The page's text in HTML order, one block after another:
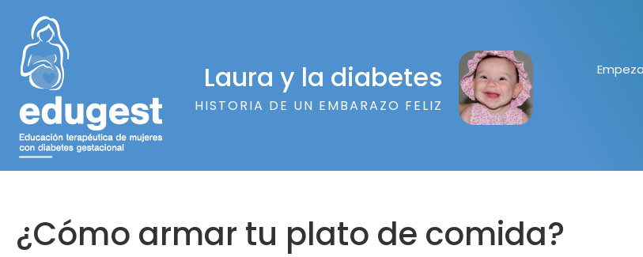
Laura y la diabetes
HISTORIA DE UN EMBARAZO FELIZ
¿Cómo armar tu plato de comida?